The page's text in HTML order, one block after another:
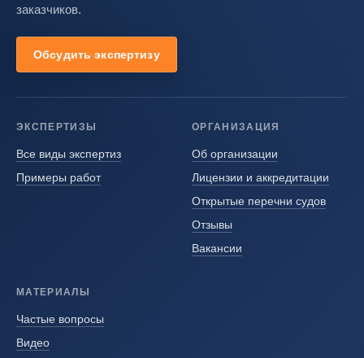
заказчиков.
Обсудить экспертизу
ЭКСПЕРТИЗЫ
Все виды экспертиз
Примеры работ
ОРГАНИЗАЦИЯ
Об организации
Лицензии и аккредитации
Открытые перечни судов
Отзывы
Вакансии
МАТЕРИАЛЫ
Частые вопросы
Видео